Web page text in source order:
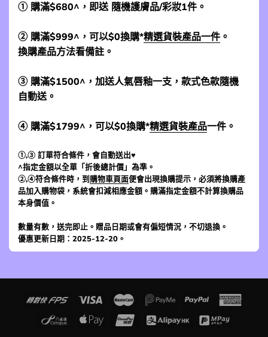
① 購滿$680^，即送 隨機護膚品/彩妝1件。
② 購滿$999^，可以$0換購*精選貨裝產品一件 。
換購產品方法看備註。
③ 購滿$1500^，加送人氣唇釉一支，款式色款隨機
自動送。
④ 購滿$1799^，可以$0換購*精選貨裝產品一件。
①,③ 訂單符合條件，會自動送出♥
^指定金額以全單「折後總計價」為準。
②,④符合條件時，到 購物車頁面便會出現換購提示，必須將換購產
品加入購物袋，系統會扣減相應金額。購滿指定金額不計算換購品
本身價值。
數量有數，送完即止。贈品日期或會有偏短情況，不切退換。
優惠更新日期：2025-12-20。